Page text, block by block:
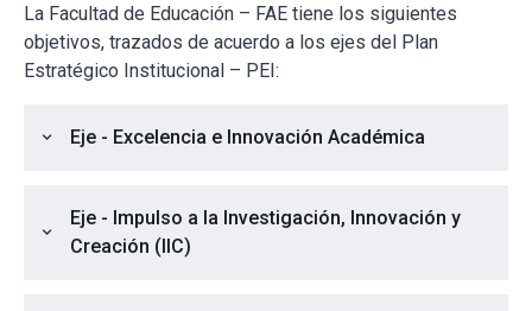
La Facultad de Educación – FAE tiene los siguientes
objetivos, trazados de acuerdo a los ejes del Plan
Estratégico Institucional – PEI:
expand_more Eje - Excelencia e Innovación Académica
expand_more
Eje - Impulso a la Investigación, Innovación y
Creación (IIC)